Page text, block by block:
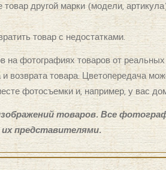
другой марки (модели,
товар с недостатками.
на фотографиях товаров от реальных
возврата товара. Цветопередача
фотосъемки и, например, у вас
товаров. Все
представителями.